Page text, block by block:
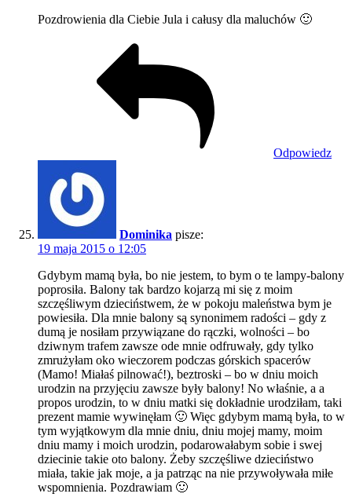
Pozdrowienia dla Ciebie Jula i całusy dla maluchów 🙂
Odpowiedz
Dominika pisze:
19 maja 2015 o 12:05
Gdybym mamą była, bo nie jestem, to bym o te lampy-balony
poprosiła. Balony tak bardzo kojarzą mi się z moim
szczęśliwym dzieciństwem, że w pokoju maleństwa bym je
powiesiła. Dla mnie balony są synonimem radości – gdy z
dumą je nosiłam przywiązane do rączki, wolności – bo
dziwnym trafem zawsze ode mnie odfruwały, gdy tylko
zmrużyłam oko wieczorem podczas górskich spacerów
(Mamo! Miałaś pilnować!), beztroski – bo w dniu moich
urodzin na przyjęciu zawsze były balony! No właśnie, a a
propos urodzin, to w dniu matki się dokładnie urodziłam, taki
prezent mamie wywinęłam 🙂 Więc gdybym mamą była, to w
tym wyjątkowym dla mnie dniu, dniu mojej mamy, moim
dniu mamy i moich urodzin, podarowałabym sobie i swej
dziecinie takie oto balony. Żeby szczęśliwe dzieciństwo
miała, takie jak moje, a ja patrząc na nie przywoływała miłe
wspomnienia. Pozdrawiam 🙂